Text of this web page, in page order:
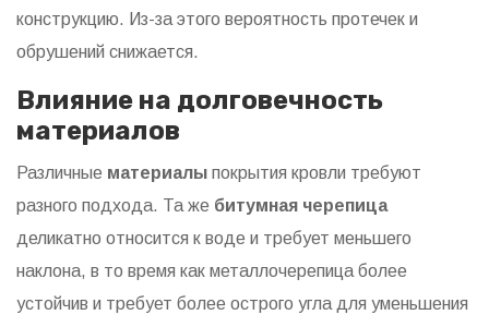
конструкцию. Из-за этого вероятность протечек и
обрушений снижается.
Влияние на долговечность
материалов
Различные материалы покрытия кровли требуют
разного подхода. Та же битумная черепица
деликатно относится к воде и требует меньшего
наклона, в то время как металлочерепица более
устойчив и требует более острого угла для уменьшения